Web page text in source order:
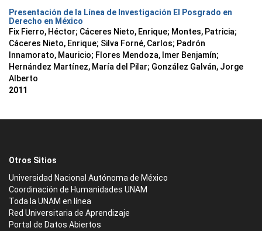
Presentación de la Línea de Investigación El Posgrado en
Derecho en México
Fix Fierro, Héctor; Cáceres Nieto, Enrique; Montes, Patricia;
Cáceres Nieto, Enrique; Silva Forné, Carlos; Padrón
Innamorato, Mauricio; Flores Mendoza, Imer Benjamín;
Hernández Martínez, María del Pilar; González Galván, Jorge
Alberto
2011
Otros Sitios
Universidad Nacional Autónoma de México
Coordinación de Humanidades UNAM
Toda la UNAM en línea
Red Universitaria de Aprendizaje
Portal de Datos Abiertos